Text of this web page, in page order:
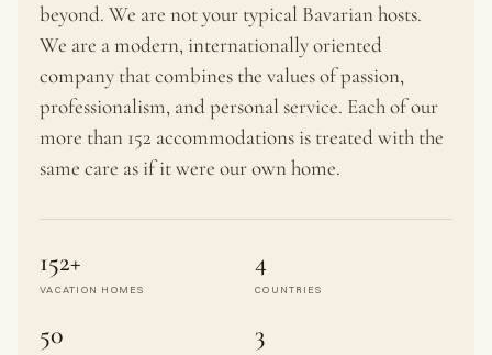
beyond. We are not your typical Bavarian hosts.
We are a modern, internationally oriented
company that combines the values of passion,
professionalism, and personal service. Each of our
more than 152 accommodations is treated with the
same care as if it were our own home.
152+
VACATION HOMES
4
COUNTRIES
50 3